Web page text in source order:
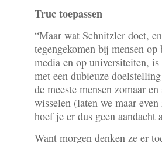
Truc toepassen
“Maar wat Schnitzler doet,
tegengekomen bij mensen
media en op universiteiten,
met een dubieuze
de meeste mensen zomaar
wisselen (laten we maar
hoef je er dus geen aandacht
Want morgen denken ze er